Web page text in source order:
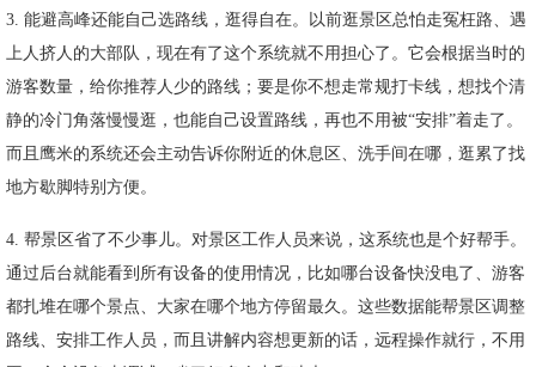
3. 能避高峰还能自己选路线，逛得自在。以前逛景区总怕走冤枉路、遇
上人挤人的大部队，现在有了这个系统就不用担心了。它会根据当时的
游客数量，给你推荐人少的路线；要是你不想走常规打卡线，想找个清
静的冷门角落慢慢逛，也能自己设置路线，再也不用被“安排”着走了。
而且鹰米的系统还会主动告诉你附近的休息区、洗手间在哪，逛累了找
地方歇脚特别方便。
4. 帮景区省了不少事儿。对景区工作人员来说，这系统也是个好帮手。
通过后台就能看到所有设备的使用情况，比如哪台设备快没电了、游客
都扎堆在哪个景点、大家在哪个地方停留最久。这些数据能帮景区调整
路线、安排工作人员，而且讲解内容想更新的话，远程操作就行，不用